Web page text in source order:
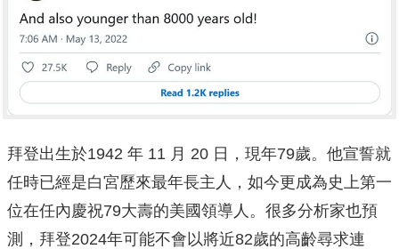
拜登出生於1942 年 11 月 20 日，現年79歲。他宣誓就
任時已經是白宮歷來最年長主人，如今更成為史上第一
位在任內慶祝79大壽的美國領導人。很多分析家也預
測，拜登2024年可能不會以將近82歲的高齡尋求連